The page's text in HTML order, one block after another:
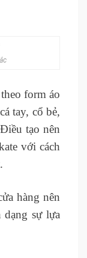
form áo
tay, cổ bẻ,
tạo nên
với cách
hàng nên
sự lựa